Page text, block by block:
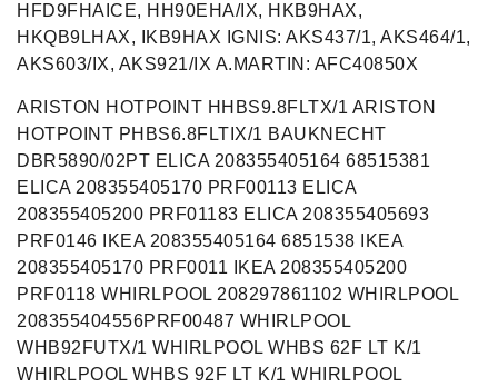
HFD9FHAICE, HH90EHA/IX, HKB9HAX,
HKQB9LHAX, IKB9HAX IGNIS: AKS437/1, AKS464/1,
AKS603/IX, AKS921/IX A.MARTIN: AFC40850X
ARISTON HOTPOINT HHBS9.8FLTX/1 ARISTON
HOTPOINT PHBS6.8FLTIX/1 BAUKNECHT
DBR5890/02PT ELICA 208355405164 68515381
ELICA 208355405170 PRF00113 ELICA
208355405200 PRF01183 ELICA 208355405693
PRF0146 IKEA 208355405164 6851538 IKEA
208355405170 PRF0011 IKEA 208355405200
PRF0118 WHIRLPOOL 208297861102 WHIRLPOOL
208355404556PRF00487 WHIRLPOOL
WHB92FUTX/1 WHIRLPOOL WHBS 62F LT K/1
WHIRLPOOL WHBS 92F LT K/1 WHIRLPOOL